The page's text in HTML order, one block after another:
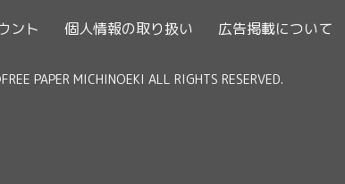
ント 個人情報の取り扱い 広告掲載について
PAPER MICHINOEKI ALL RIGHTS RESERVED.